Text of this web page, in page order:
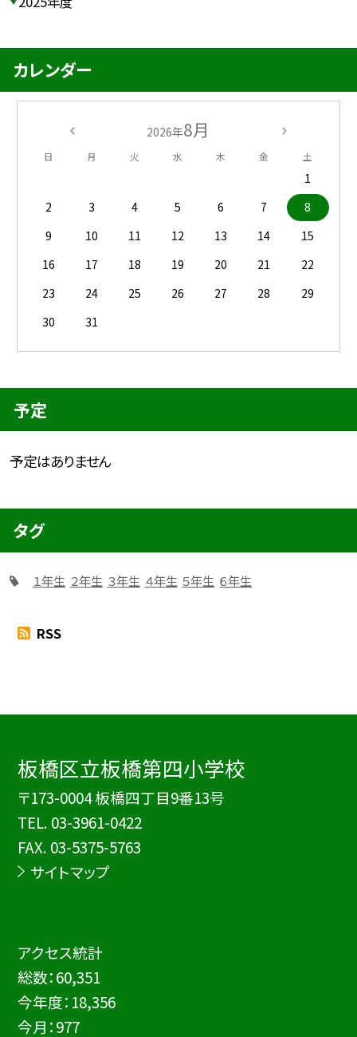
カレンダー
2026年8月
日 月 火 水 木 金 土
1
2
3 4 5 6 7
8
9
10 11 12 13 14
15
16
17 18 19 20 21
22
23
24 25 26 27 28
29
30
31
予定
予定はありません
タグ
１年生 ２年生 ３年生 ４年生 ５年生 ６年生
RSS
板橋区立板橋第四小学校
〒173-0004 板橋四丁目9番13号
TEL. 03-3961-0422
FAX. 03-5375-5763
サイトマップ
アクセス統計
総数：60,351
今年度： 18,356
今月：977